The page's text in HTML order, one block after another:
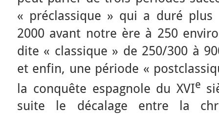
« préclassique » qui a duré
2000 avant notre ère à 250
dite « classique » de 250/300 à
et enfin, une période «
la conquête espagnole du XVIe
suite le décalage entre la